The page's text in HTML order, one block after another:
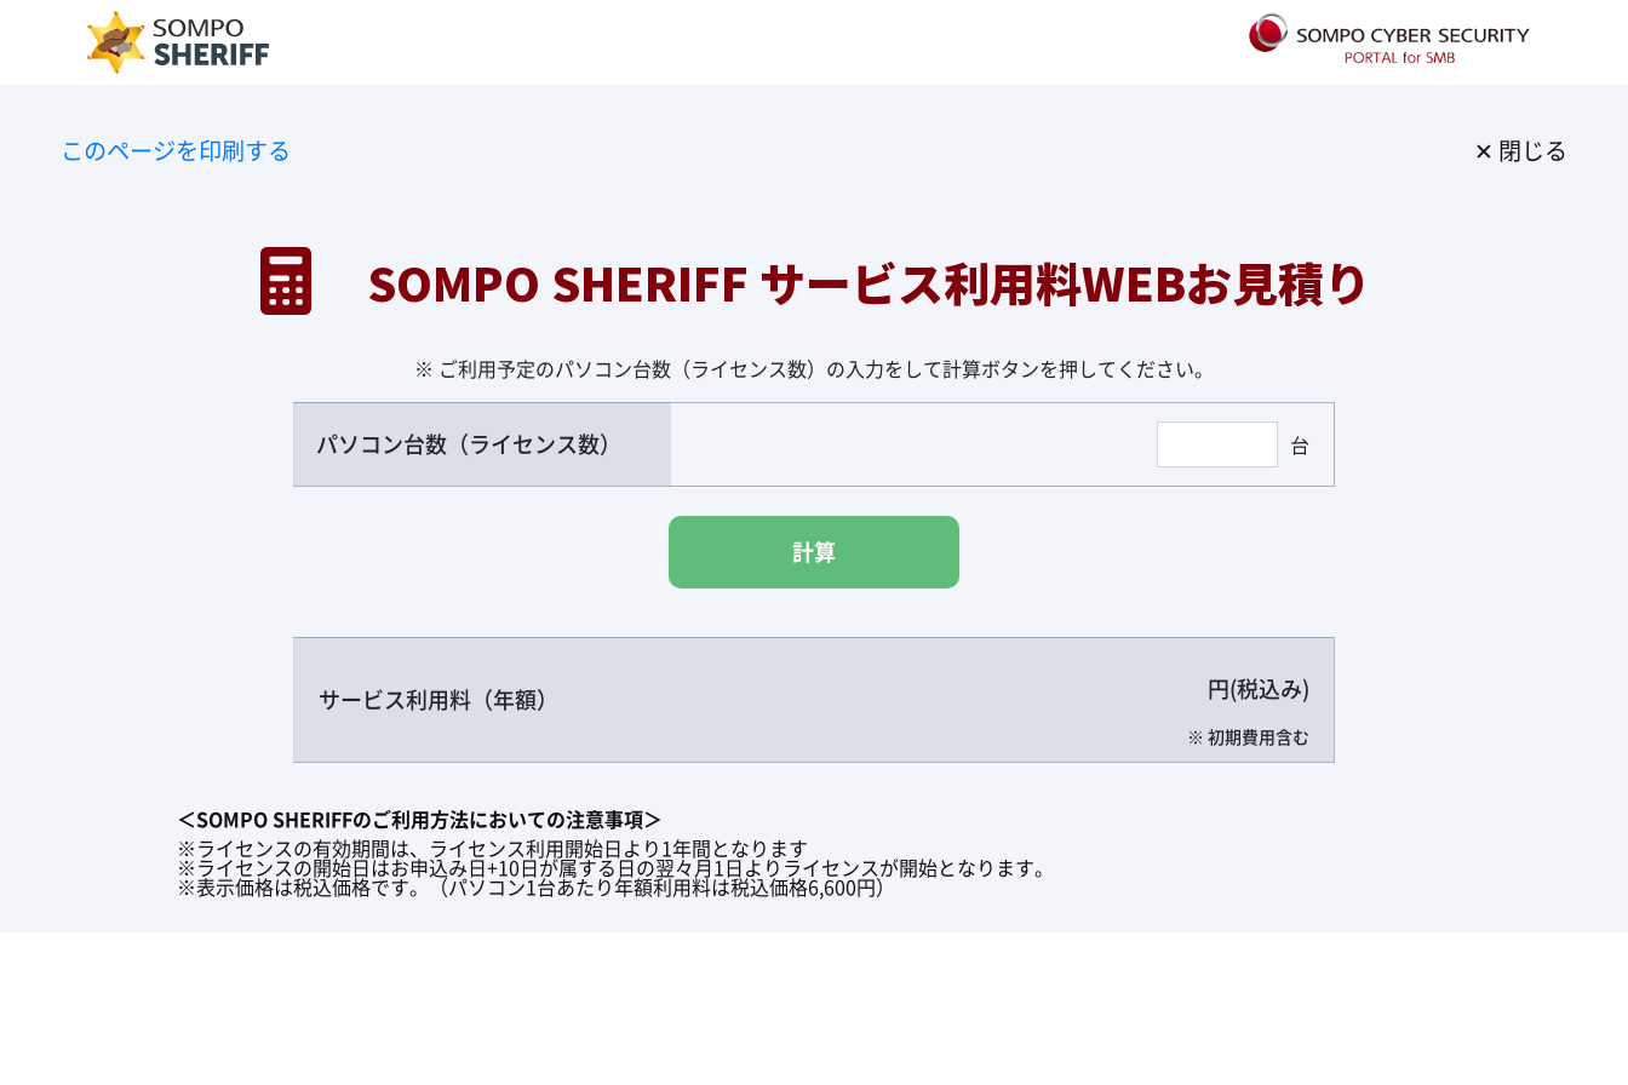
このページを印刷する ✕ 閉じる
SOMPO SHERIFF サービス利用料WEBお見積り
※ ご利用予定のパソコン台数（ライセンス数）の入力をして計算ボタンを押してください。
パソコン台数（ライセンス数） 台
計算
サービス利用料（年額） 円(税込み)
※ 初期費用含む
＜SOMPO SHERIFFのご利用方法においての注意事項＞
※ライセンスの有効期間は、ライセンス利用開始日より1年間となります
※ライセンスの開始日はお申込み日+10日が属する日の翌々月1日よりライセンスが開始となります。
※表示価格は税込価格です。（パソコン1台あたり年額利用料は税込価格6,600円）